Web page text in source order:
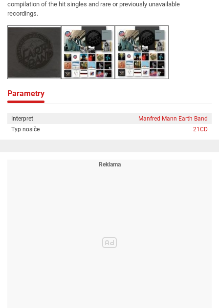
compilation of the hit singles and rare or previously unavailable
recordings.
Parametry
Interpret
Manfred Mann Earth Band
Typ nosiče
21CD